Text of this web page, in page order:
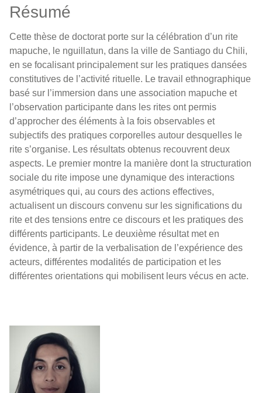
Résumé
Cette thèse de doctorat porte sur la célébration d’un rite
mapuche, le nguillatun, dans la ville de Santiago du Chili,
en se focalisant principalement sur les pratiques dansées
constitutives de l’activité rituelle. Le travail ethnographique
basé sur l’immersion dans une association mapuche et
l’observation participante dans les rites ont permis
d’approcher des éléments à la fois observables et
subjectifs des pratiques corporelles autour desquelles le
rite s’organise. Les résultats obtenus recouvrent deux
aspects. Le premier montre la manière dont la structuration
sociale du rite impose une dynamique des interactions
asymétriques qui, au cours des actions effectives,
actualisent un discours convenu sur les significations du
rite et des tensions entre ce discours et les pratiques des
différents participants. Le deuxième résultat met en
évidence, à partir de la verbalisation de l’expérience des
acteurs, différentes modalités de participation et les
différentes orientations qui mobilisent leurs vécus en acte.